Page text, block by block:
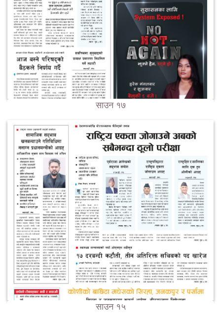
साउन १७
साउन १५